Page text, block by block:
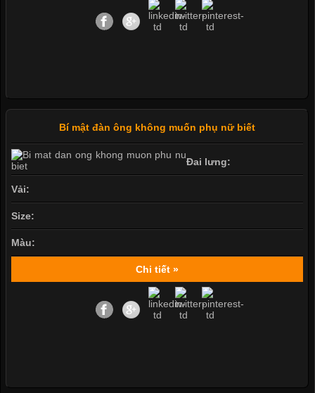
Bí mật đàn ông không muốn phụ nữ biết
Đai lưng:
Vải:
Size:
Màu:
Chi tiết »